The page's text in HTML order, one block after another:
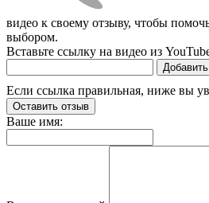
видео к своему отзыву, чтобы
выбором.
Вставьте ссылку на видео из
Если ссылка правильная, ниже вы
Оставить отзыв
Ваше имя: